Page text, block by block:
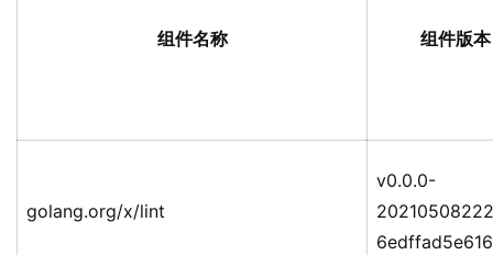
组件名称 组件版本
golang.org/x/lint
v0.0.0-
6edffad5e616